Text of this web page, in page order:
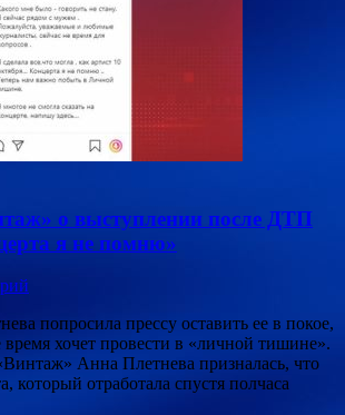
о выступлении после ДТП
я не помню»
попросила прессу оставить ее в покое,
хочет провести в «личной тишине».
Анна Плетнева призналась, что
который отработала спустя полчаса